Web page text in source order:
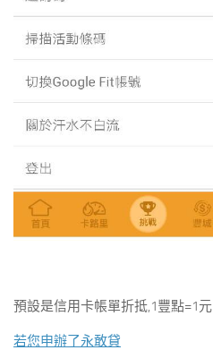
預設是信用卡帳單折抵,1豐點=1元
若您申辦了永敢貸